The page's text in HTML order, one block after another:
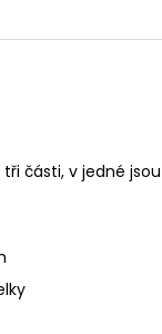
části, v jedné